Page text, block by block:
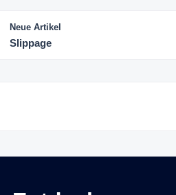
Neue Artikel
Slippage